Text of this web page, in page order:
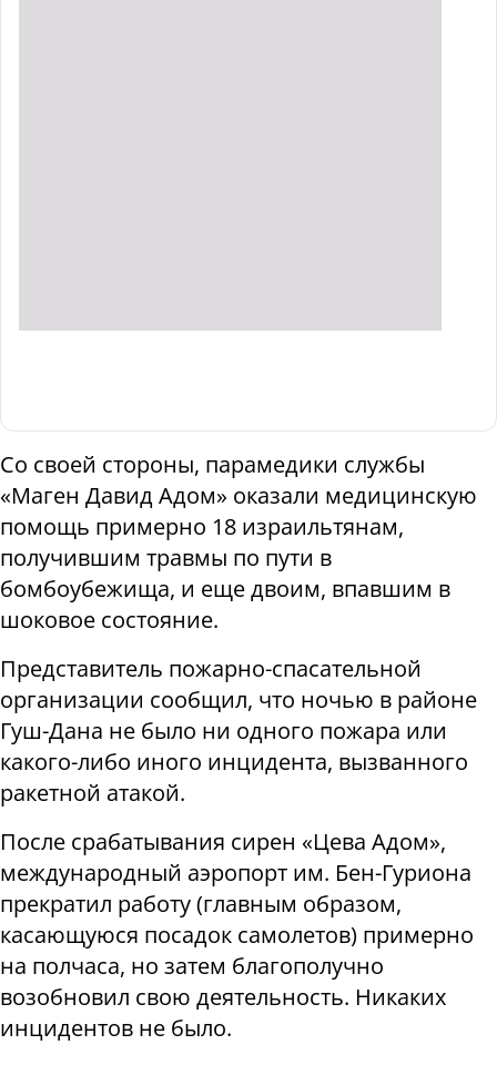
Со своей стороны, парамедики службы
«Маген Давид Адом» оказали медицинскую
помощь примерно 18 израильтянам,
получившим травмы по пути в
бомбоубежища, и еще двоим, впавшим в
шоковое состояние.
Представитель пожарно-спасательной
организации сообщил, что ночью в районе
Гуш-Дана не было ни одного пожара или
какого-либо иного инцидента, вызванного
ракетной атакой.
После срабатывания сирен «Цева Адом»,
международный аэропорт им. Бен-Гуриона
прекратил работу (главным образом,
касающуюся посадок самолетов) примерно
на полчаса, но затем благополучно
возобновил свою деятельность. Никаких
инцидентов не было.